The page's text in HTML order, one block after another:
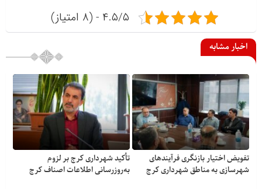
۴.۵/۵ - (۸ امتیاز)
اخبار مشابه
تفویض اختیار بازنگری فرآیندهای
شهرسازی به مناطق شهرداری کرج
تأکید شهرداری کرج بر لزوم
به‌روزرسانی اطلاعات اصناف کرج